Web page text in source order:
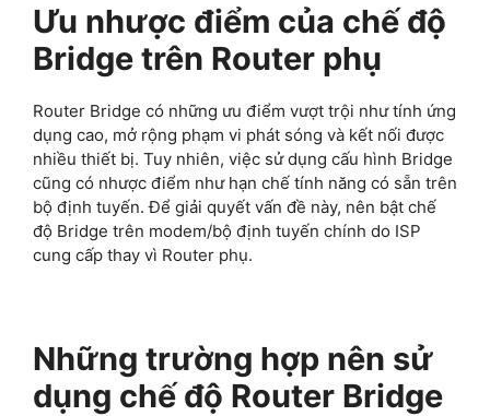
Ưu nhược điểm của chế độ
Bridge trên Router phụ
Router Bridge có những ưu điểm vượt trội như tính ứng
dụng cao, mở rộng phạm vi phát sóng và kết nối được
nhiều thiết bị. Tuy nhiên, việc sử dụng cấu hình Bridge
cũng có nhược điểm như hạn chế tính năng có sẵn trên
bộ định tuyến. Để giải quyết vấn đề này, nên bật chế
độ Bridge trên modem/bộ định tuyến chính do ISP
cung cấp thay vì Router phụ.
Những trường hợp nên sử
dụng chế độ Router Bridge